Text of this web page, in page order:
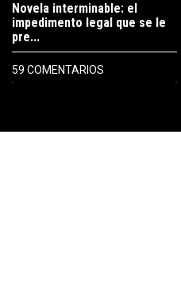
Novela interminable: el
impedimento legal que se le
pre...
59 COMENTARIOS